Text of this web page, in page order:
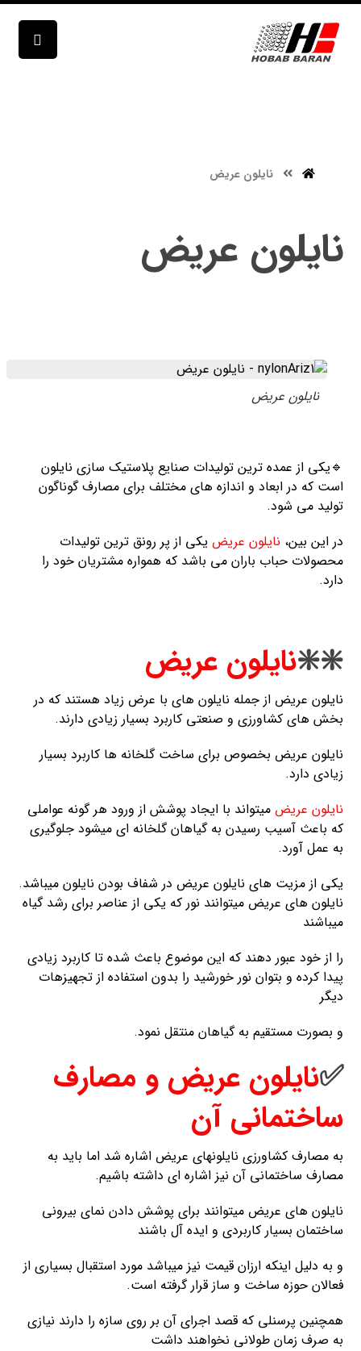
نایلون عریض
نایلون عریض
نایلون عریض
🔹یکی از عمده ترین تولیدات صنایع پلاستیک سازی نایلون
است که در ابعاد و اندازه های مختلف برای مصارف گوناگون
تولید می شود.
در این بین، نایلون عریض یکی از پر رونق ترین تولیدات
محصولات حباب باران می باشد که همواره مشتریان خود را
دارد.
❇️❇️نایلون عریض
نایلون عریض از جمله نایلون های با عرض زیاد هستند که در
بخش های کشاورزی و صنعتی کاربرد بسیار زیادی دارند.
نایلون عریض بخصوص برای ساخت گلخانه ها کاربرد بسیار
زیادی دارد.
نایلون عریض میتواند با ایجاد پوشش از ورود هر گونه عواملی
که باعث آسیب رسیدن به گیاهان گلخانه ای میشود جلوگیری
به عمل آورد.
یکی از مزیت های نایلون عریض در شفاف بودن نایلون میباشد.
نایلون های عریض میتوانند نور که یکی از عناصر برای رشد گیاه
میباشند
را از خود عبور دهند که این موضوع باعث شده تا کاربرد زیادی
پیدا کرده و بتوان نور خورشید را بدون استفاده از تجهیزهات
دیگر
و بصورت مستقیم به گیاهان منتقل نمود.
✅نایلون عریض و مصارف
ساختمانی آن
به مصارف کشاورزی نایلونهای عریض اشاره شد اما باید به
مصارف ساختمانی آن نیز اشاره ای داشته باشیم.
نایلون های عریض میتوانند برای پوشش دادن نمای بیرونی
ساختمان بسیار کاربردی و ایده آل باشند
و به دلیل اینکه ارزان قیمت نیز میباشد مورد استقبال بسیاری از
فعالان حوزه ساخت و ساز قرار گرفته است.
همچنین پرسنلی که قصد اجرای آن بر روی سازه را دارند نیازی
به صرف زمان طولانی نخواهند داشت